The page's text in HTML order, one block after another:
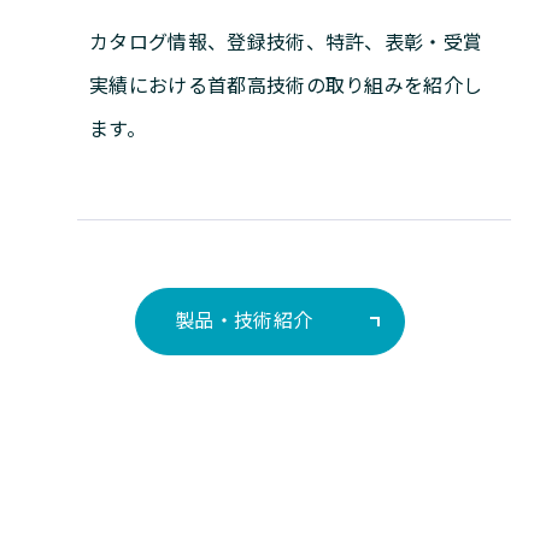
製品・技術紹介
カタログ情報、登録技術、特許、表彰・受賞
実績における首都高技術の取り組みを紹介し
ます。